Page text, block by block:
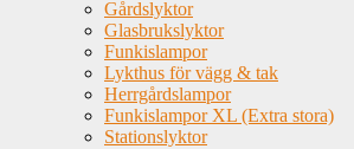
Gårdslyktor
Glasbrukslyktor
Funkislampor
Lykthus för vägg & tak
Herrgårdslampor
Funkislampor XL (Extra stora)
Stationslyktor